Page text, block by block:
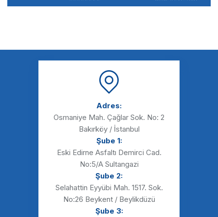
Adres:
Osmaniye Mah. Çağlar Sok. No: 2
Bakırköy / İstanbul
Şube 1:
Eski Edirne Asfaltı Demirci Cad.
No:5/A Sultangazi
Şube 2:
Selahattin Eyyübi Mah. 1517. Sok.
No:26 Beykent / Beylikdüzü
Şube 3: